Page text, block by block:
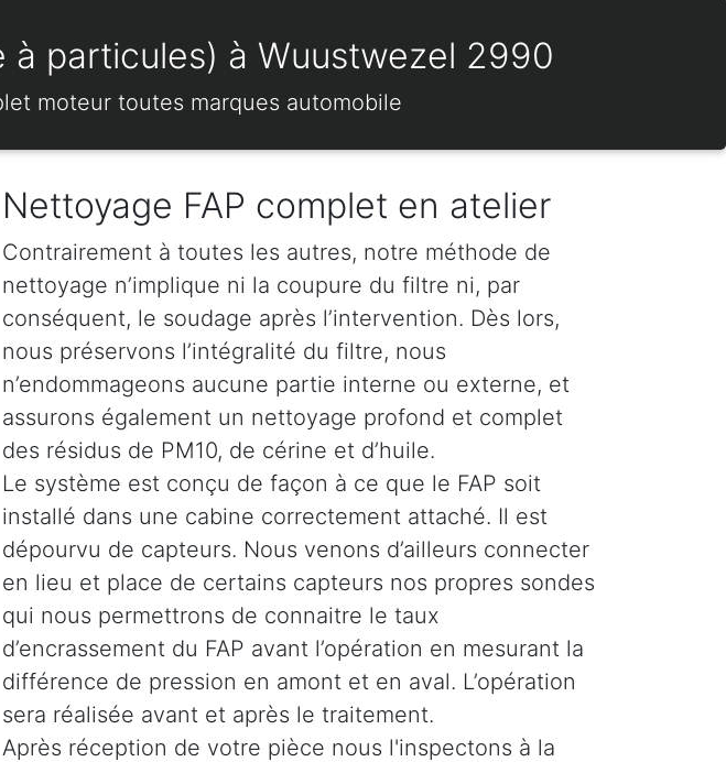
à particules) à Wuustwezel 2990
moteur toutes marques automobile
Nettoyage FAP complet en atelier
Contrairement à toutes les autres, notre méthode de
nettoyage n’implique ni la coupure du filtre ni, par
conséquent, le soudage après l’intervention. Dès lors,
nous préservons l’intégralité du filtre, nous
n’endommageons aucune partie interne ou externe, et
assurons également un nettoyage profond et complet
des résidus de PM10, de cérine et d’huile.
Le système est conçu de façon à ce que le FAP soit
installé dans une cabine correctement attaché. Il est
dépourvu de capteurs. Nous venons d’ailleurs connecter
en lieu et place de certains capteurs nos propres sondes
qui nous permettrons de connaitre le taux
d’encrassement du FAP avant l’opération en mesurant la
différence de pression en amont et en aval. L’opération
sera réalisée avant et après le traitement.
Après réception de votre pièce nous l'inspectons à la